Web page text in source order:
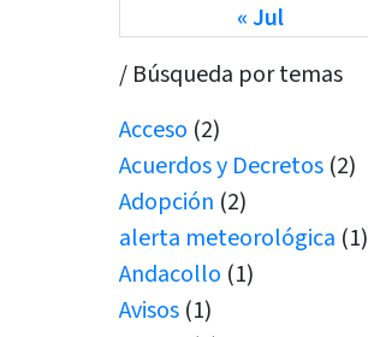
« Jul
/ Búsqueda por temas
Acceso (2)
Acuerdos y Decretos (2)
Adopción (2)
alerta meteorológica (1)
Andacollo (1)
Avisos (1)